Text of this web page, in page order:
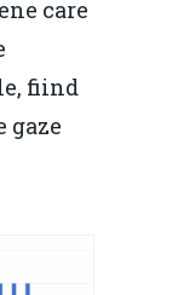
care
fiind
gaze